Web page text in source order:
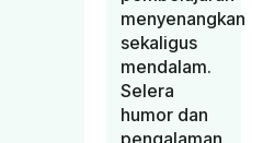
menyenangkan
sekaligus
mendalam.
Selera
humor dan